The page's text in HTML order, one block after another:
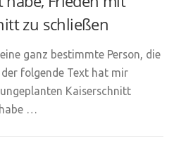
zu schließen
ganz bestimmte Person, die
folgende Text hat mir
Kaiserschnitt
…